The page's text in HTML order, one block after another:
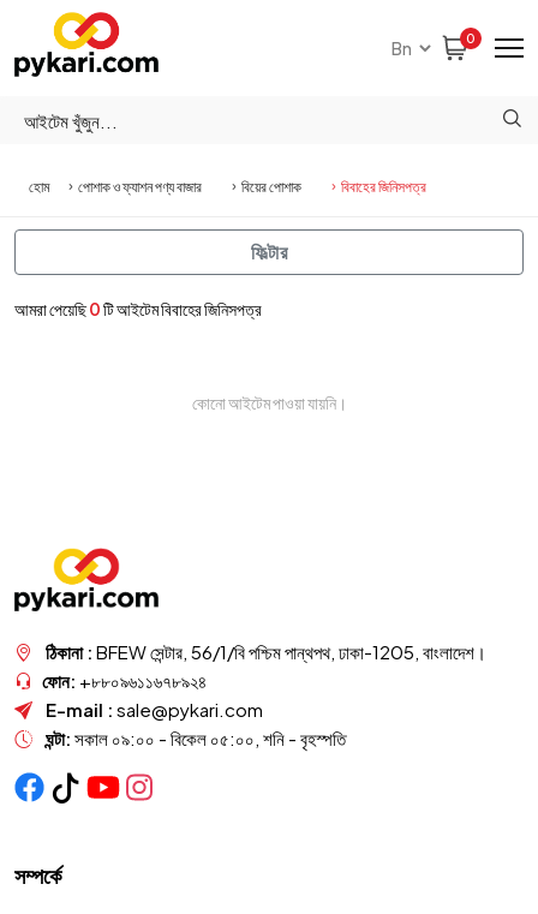
0
হোম পোশাক ও ফ্যাশন পণ্য বাজার বিয়ের পোশাক বিবাহের জিনিসপত্র
আমরা পেয়েছি0টি আইটেম বিবাহের জিনিসপত্র
কোনো আইটেম পাওয়া যায়নি।
ফিল্টার
ঠিকানা : BFEW সেন্টার, 56/1/বি পশ্চিম পান্থপথ, ঢাকা-1205, বাংলাদেশ।
ফোন: +৮৮০৯৬১১৬৭৮৯২৪
E-mail : sale@pykari.com
ঘন্টা: সকাল ০৯:০০ - বিকেল ০৫:০০, শনি - বৃহস্পতি
সম্পর্কে